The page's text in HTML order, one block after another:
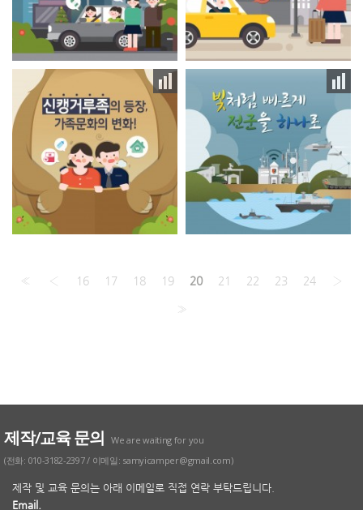
« ‹ 16 17 18 19 20 21 22 23 24 ›
»
제작/교육 문의
We are waiting for you
(전화: 010-3182-2397 / 이메일: samyicamper@gmail.com)
제작 및 교육 문의는 아래 이메일로 직접 연락 부탁드립니다.
Email.